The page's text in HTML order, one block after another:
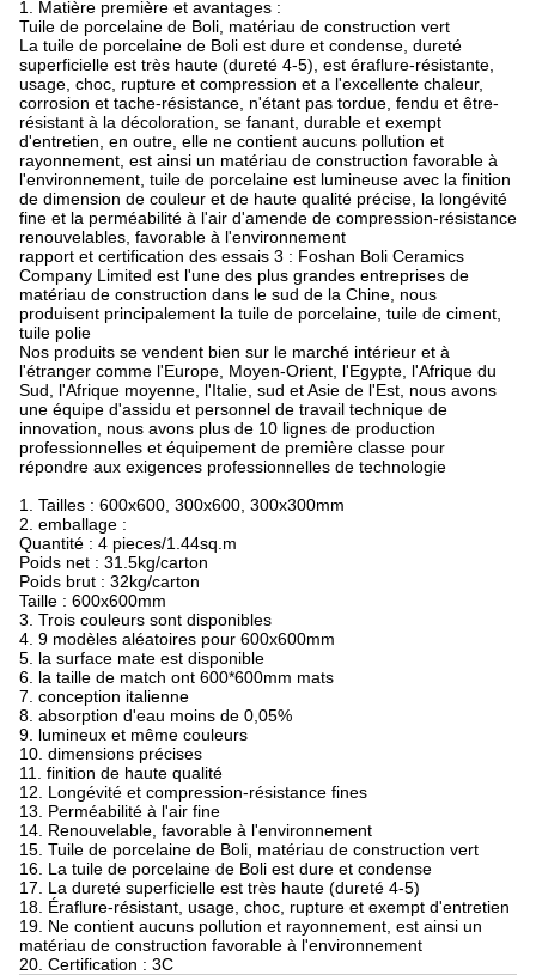
1. Matière première et avantages :
Tuile de porcelaine de Boli, matériau de construction vert
La tuile de porcelaine de Boli est dure et condense, dureté
superficielle est très haute (dureté 4-5), est éraflure-résistante,
usage, choc, rupture et compression et a l'excellente chaleur,
corrosion et tache-résistance, n'étant pas tordue, fendu et être-
résistant à la décoloration, se fanant, durable et exempt
d'entretien, en outre, elle ne contient aucuns pollution et
rayonnement, est ainsi un matériau de construction favorable à
l'environnement, tuile de porcelaine est lumineuse avec la finition
de dimension de couleur et de haute qualité précise, la longévité
fine et la perméabilité à l'air d'amende de compression-résistance
renouvelables, favorable à l'environnement
rapport et certification des essais 3 : Foshan Boli Ceramics
Company Limited est l'une des plus grandes entreprises de
matériau de construction dans le sud de la Chine, nous
produisent principalement la tuile de porcelaine, tuile de ciment,
tuile polie
Nos produits se vendent bien sur le marché intérieur et à
l'étranger comme l'Europe, Moyen-Orient, l'Egypte, l'Afrique du
Sud, l'Afrique moyenne, l'Italie, sud et Asie de l'Est, nous avons
une équipe d'assidu et personnel de travail technique de
innovation, nous avons plus de 10 lignes de production
professionnelles et équipement de première classe pour
répondre aux exigences professionnelles de technologie
1. Tailles : 600x600, 300x600, 300x300mm
2. emballage :
Quantité : 4 pieces/1.44sq.m
Poids net : 31.5kg/carton
Poids brut : 32kg/carton
Taille : 600x600mm
3. Trois couleurs sont disponibles
4. 9 modèles aléatoires pour 600x600mm
5. la surface mate est disponible
6. la taille de match ont 600*600mm mats
7. conception italienne
8. absorption d'eau moins de 0,05%
9. lumineux et même couleurs
10. dimensions précises
11. finition de haute qualité
12. Longévité et compression-résistance fines
13. Perméabilité à l'air fine
14. Renouvelable, favorable à l'environnement
15. Tuile de porcelaine de Boli, matériau de construction vert
16. La tuile de porcelaine de Boli est dure et condense
17. La dureté superficielle est très haute (dureté 4-5)
18. Éraflure-résistant, usage, choc, rupture et exempt d'entretien
19. Ne contient aucuns pollution et rayonnement, est ainsi un
matériau de construction favorable à l'environnement
20. Certification : 3C